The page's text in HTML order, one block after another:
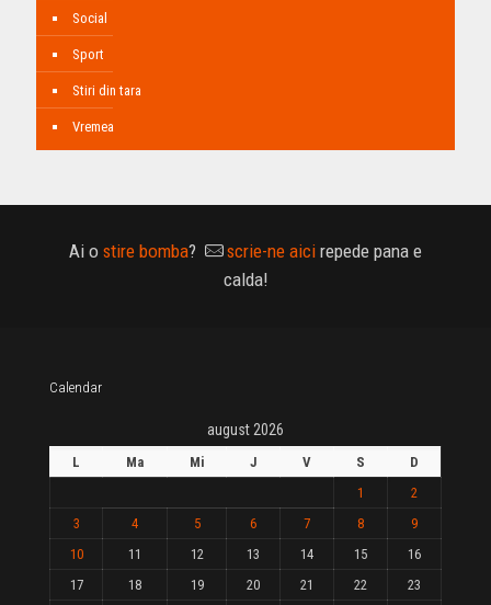
Social
Sport
Stiri din tara
Vremea
Ai o stire bomba? scrie-ne aici repede pana e
calda!
Calendar
august 2026
L Ma Mi J V S
D
1
2
3
4 5 6 7 8
9
10
11 12 13 14 15
16
17
18 19 20 21 22
23